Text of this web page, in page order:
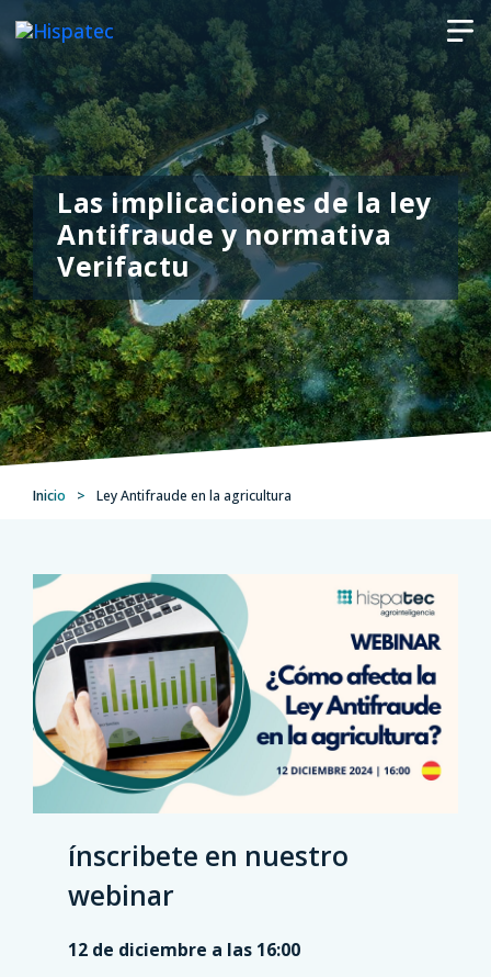
Las implicaciones de la ley
Antifraude y normativa
Verifactu
Inicio > Ley Antifraude en la agricultura
ínscribete en nuestro
webinar
12 de diciembre a las 16:00